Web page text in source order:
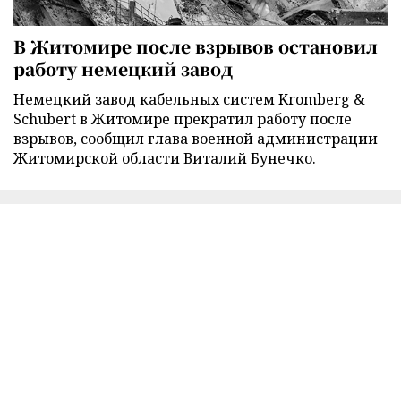
В Житомире после взрывов остановил
работу немецкий завод
Немецкий завод кабельных систем Kromberg &
Schubert в Житомире прекратил работу после
взрывов, сообщил глава военной администрации
Житомирской области Виталий Бунечко.